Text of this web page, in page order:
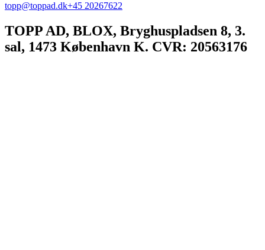
topp@toppad.dk+45 20267622
TOPP AD, BLOX, Bryghuspladsen 8, 3.
sal, 1473 København K. CVR: 20563176